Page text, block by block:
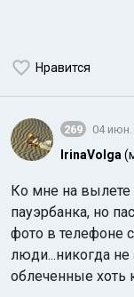
Нравится
269 04 июн.
IrinaVolga
Ко мне на вылете
пауэрбанка, но
фото в телефоне
люди...никогда не
облеченные хоть